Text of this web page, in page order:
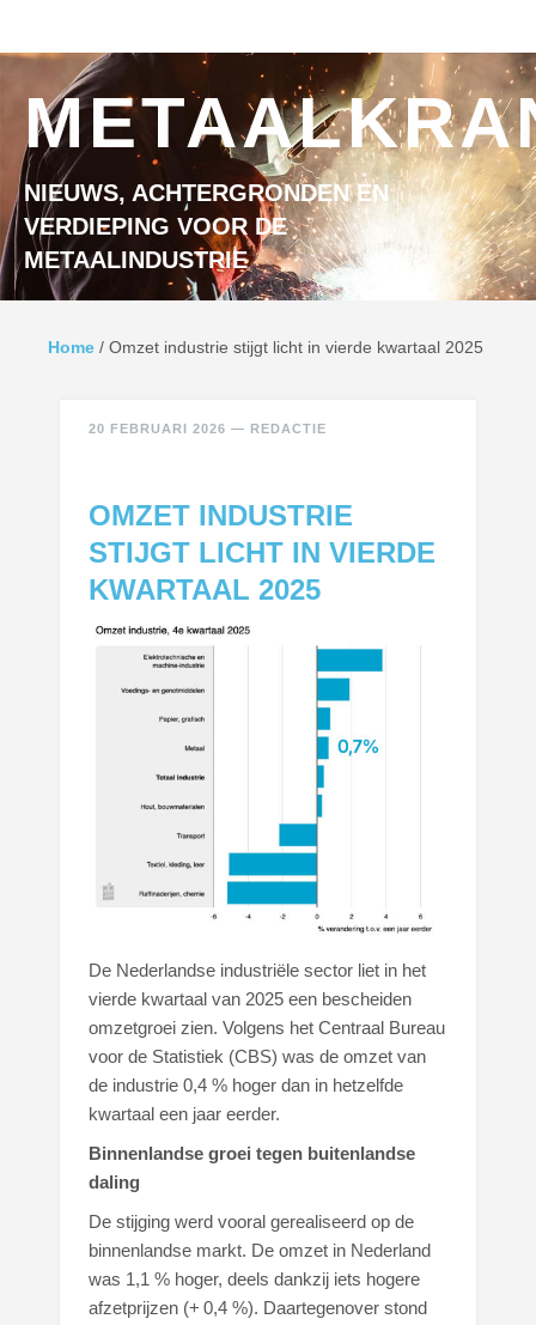
NIEUWS, ACHTERGRONDEN EN
VERDIEPING VOOR DE
METAALINDUSTRIE
Home / Omzet industrie stijgt licht in vierde kwartaal 2025
20 FEBRUARI 2026 — REDACTIE
OMZET INDUSTRIE
STIJGT LICHT IN VIERDE
KWARTAAL 2025
De Nederlandse industriële sector liet in het
vierde kwartaal van 2025 een bescheiden
omzetgroei zien. Volgens het Centraal Bureau
voor de Statistiek (CBS) was de omzet van
de industrie 0,4 % hoger dan in hetzelfde
kwartaal een jaar eerder.
Binnenlandse groei tegen buitenlandse
daling
De stijging werd vooral gerealiseerd op de
binnenlandse markt. De omzet in Nederland
was 1,1 % hoger, deels dankzij iets hogere
afzetprijzen (+ 0,4 %). Daartegenover stond